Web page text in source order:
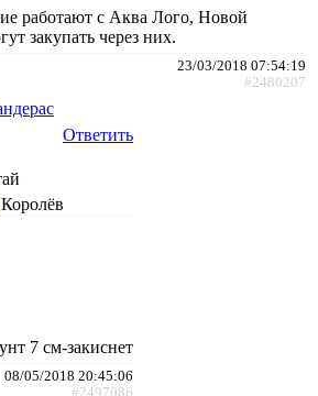
работают с Аква Лого, Новой
закупать через них.
23/03/2018 07:54:19
#2480207
Ответить
Королёв
7 см-закиснет
08/05/2018 20:45:06
#2497086